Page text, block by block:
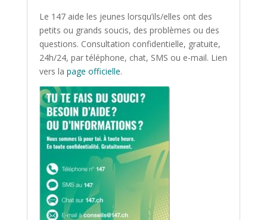
Le 147 aide les jeunes lorsqu’ils/elles ont des
petits ou grands soucis, des problèmes ou des
questions. Consultation confidentielle, gratuite,
24h/24, par téléphone, chat, SMS ou e-mail. Lien
vers la page officielle.